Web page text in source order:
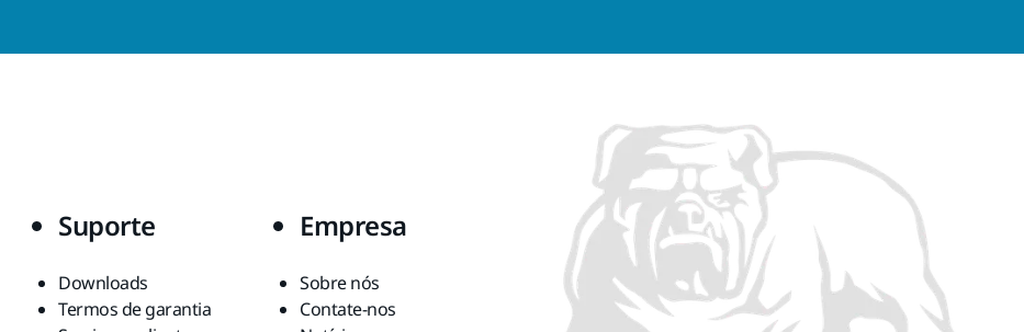
Suporte
Downloads
Termos de garantia
Empresa
Sobre nós
Contate-nos